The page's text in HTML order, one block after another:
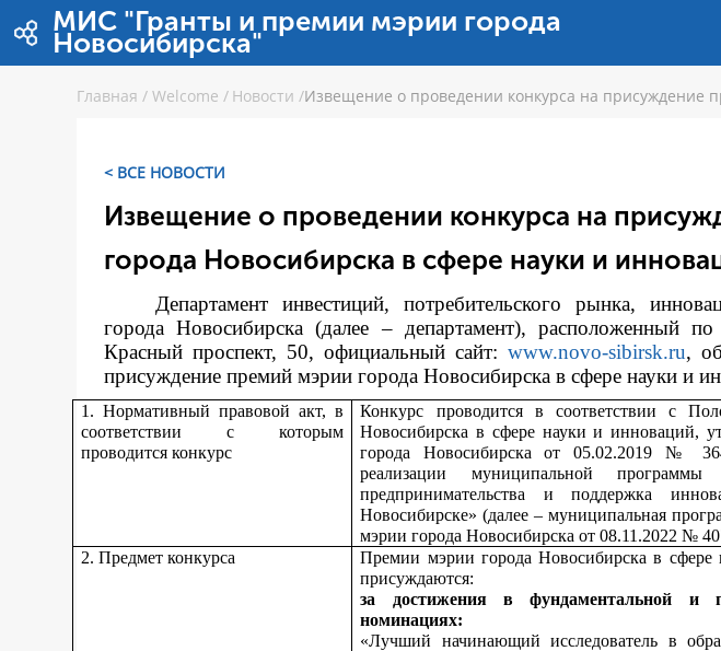
Skip to Content
МИС "Гранты и премии мэрии города
Новосибирска"
Главная / Welcome / Новости /Извещение о проведении конкурса на присуждение
< ВСЕ НОВОСТИ
Извещение о проведении конкурса на
города Новосибирска в сфере науки и
Департамент инвестиций, потребительского рынка,
города Новосибирска (далее – департамент), расположенный
Красный проспект, 50, официальный сайт:www.novo-sibirsk.ru,
присуждение премий мэрии города Новосибирска в сфере науки и
1. Нормативный правовой акт, в
соответствии с которым
проводится конкурс
Конкурс проводится в соответствии с
Новосибирска в сфере науки и инноваций,
города Новосибирска от 05.02.2019 №
реализации муниципальной
предпринимательства и поддержка
Новосибирске» (далее – муниципальная
мэрии города Новосибирска от 08.11.2022 №
2. Предмет конкурса
Премии мэрии города Новосибирска в сфере
присуждаются:
за достижения в фундаментальной и
номинациях:
«Лучший начинающий исследователь в